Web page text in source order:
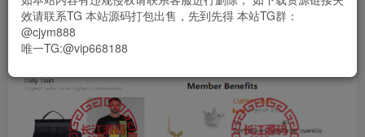
效请联系TG 本站源码打包出售，先到先得 本站TG群：
@cjym888
唯一TG:@vip668188